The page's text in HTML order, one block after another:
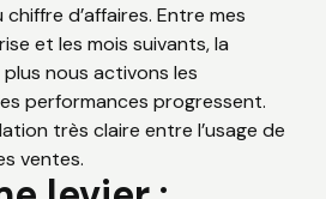
d’affaires. Entre mes
et les mois suivants, la
nous activons les
performances progressent.
très claire entre l’usage de
ventes.